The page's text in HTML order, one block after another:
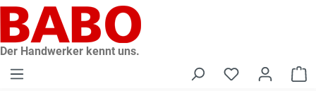
springen
Der Handwerker kennt uns.